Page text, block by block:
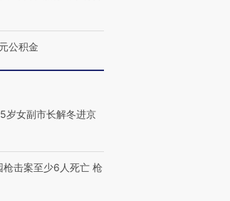
公积金
岁女副市长解冬进京
枪击案至少6人死亡 枪